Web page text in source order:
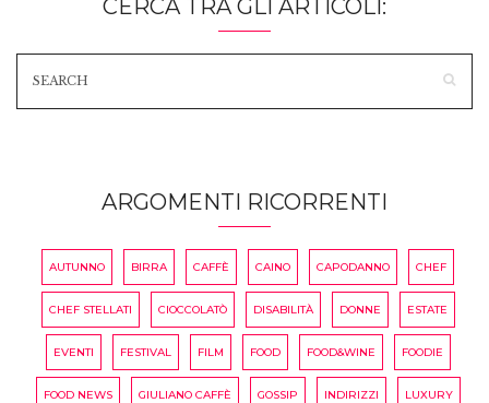
CERCA TRA GLI ARTICOLI:
ARGOMENTI RICORRENTI
AUTUNNO BIRRA CAFFÈ CAINO CAPODANNO CHEF
CHEF STELLATI CIOCCOLATÒ DISABILITÀ DONNE ESTATE
EVENTI FESTIVAL FILM FOOD FOOD&WINE FOODIE
FOOD NEWS GIULIANO CAFFÈ GOSSIP INDIRIZZI LUXURY